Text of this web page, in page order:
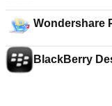
Wondershare
BlackBerry